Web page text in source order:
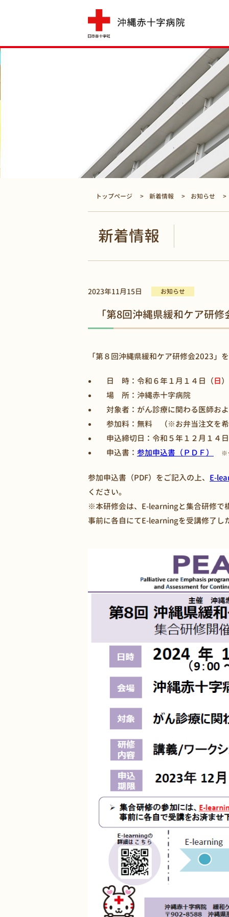
トップページ 新着情報 お知らせ
新着情報
2023年11月15日 お知らせ
「第8回沖縄県緩和ケア研
「第８回沖縄県緩和ケア研修会2023」
日 時：令和６年１月１４日（日
場 所：沖縄赤十字病院
対象者：がん診療に関わる医師お
参加料：無料 （※お弁当注文を希
申込締切日：令和５年１２月１４
申込書： 参加申込書（ＰＤＦ） ※
参加申込書（PDF）をご記入の上、 E-
ください。
※本研修会は、E-learningと集合研修で
事前に各自にてE-learningを受講修了し